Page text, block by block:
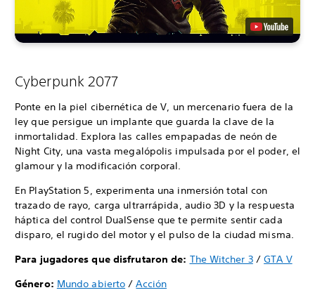
Cyberpunk 2077
Ponte en la piel cibernética de V, un mercenario fuera de la
ley que persigue un implante que guarda la clave de la
inmortalidad. Explora las calles empapadas de neón de
Night City, una vasta megalópolis impulsada por el poder, el
glamour y la modificación corporal.
En PlayStation 5, experimenta una inmersión total con
trazado de rayo, carga ultrarrápida, audio 3D y la respuesta
háptica del control DualSense que te permite sentir cada
disparo, el rugido del motor y el pulso de la ciudad misma.
Para jugadores que disfrutaron de: The Witcher 3/GTA V
Género: Mundo abierto /Acción